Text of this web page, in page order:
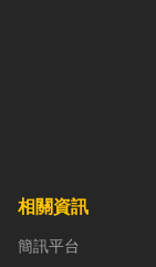
兼具美感、機
想生活空間...
相關資訊
簡訊平台